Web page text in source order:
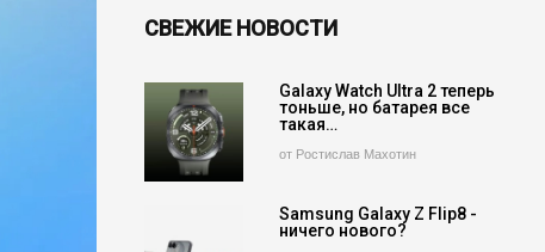
СВЕЖИЕ НОВОСТИ
Galaxy Watch Ultra 2 теперь
тоньше, но батарея все
такая…
от Ростислав Махотин
Samsung Galaxy Z Flip8 -
ничего нового?